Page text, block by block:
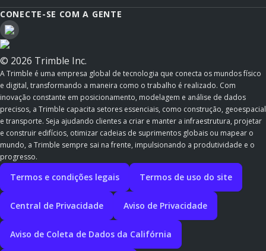
CONECTE-SE COM A GENTE
© 2026 Trimble Inc.
A Trimble é uma empresa global de tecnologia que conecta os mundos físico
e digital, transformando a maneira como o trabalho é realizado. Com
inovação constante em posicionamento, modelagem e análise de dados
precisos, a Trimble capacita setores essenciais, como construção, geoespacial
e transporte. Seja ajudando clientes a criar e manter a infraestrutura, projetar
e construir edifícios, otimizar cadeias de suprimentos globais ou mapear o
mundo, a Trimble sempre sai na frente, impulsionando a produtividade e o
progresso.
Termos e condições legais Termos de uso do site
Central de Privacidade Aviso de Privacidade
Aviso de Coleta de Dados da Califórnia